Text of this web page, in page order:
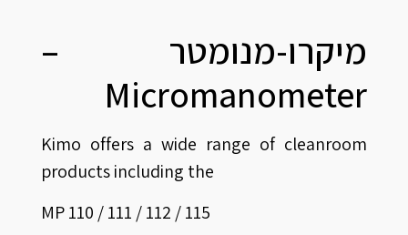
מיקרו-מנומטר –
Micromanometer
Kimo offers a wide range of cleanroom
products including the
MP 110 / 111 / 112 / 115